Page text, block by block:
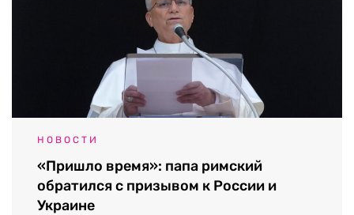
НОВОСТИ
«Пришло время»: папа римский
обратился с призывом к России и
Украине